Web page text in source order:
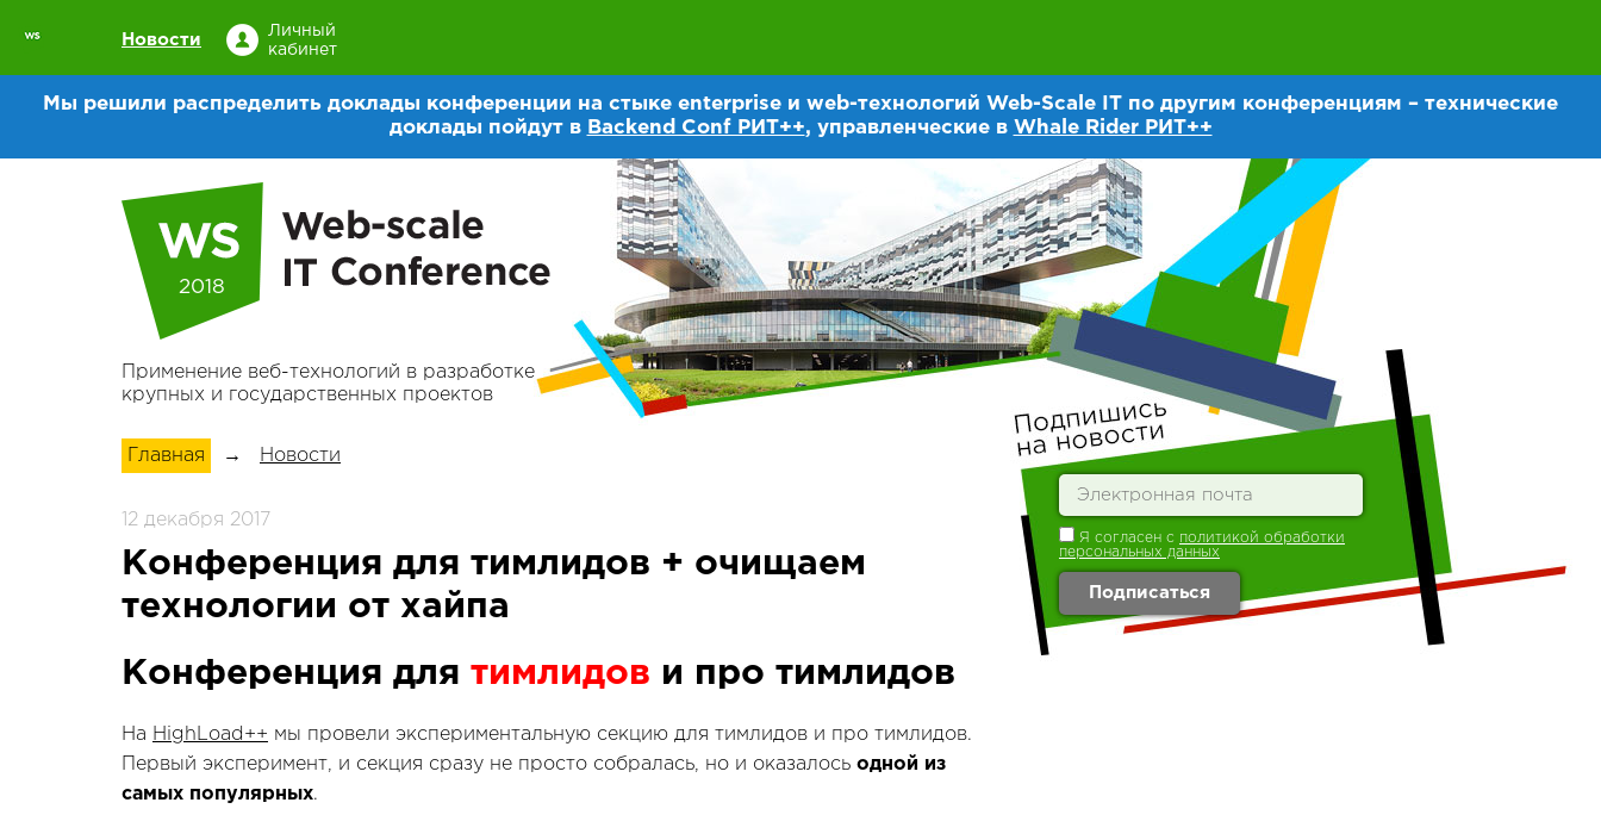
Новости
Личный
кабинет
Мы решили распределить доклады конференции на стыке enterprise и web-технологий Web-Scale IT по другим конференциям – технические
доклады пойдут в Backend Conf РИТ++, управленческие в Whale Rider РИТ++
2018
Применение веб-технологий в разработке
крупных и государственных проектов
Главная → Новости
12 декабря 2017
Конференция для тимлидов + очищаем
технологии от хайпа
Конференция для тимлидов и про тимлидов
На HighLoad++ мы провели экспериментальную секцию для тимлидов и про тимлидов.
Первый эксперимент, и секция сразу не просто собралась, но и оказалось одной из
самых популярных.
Я согласен с политикой обработки
персональных данных